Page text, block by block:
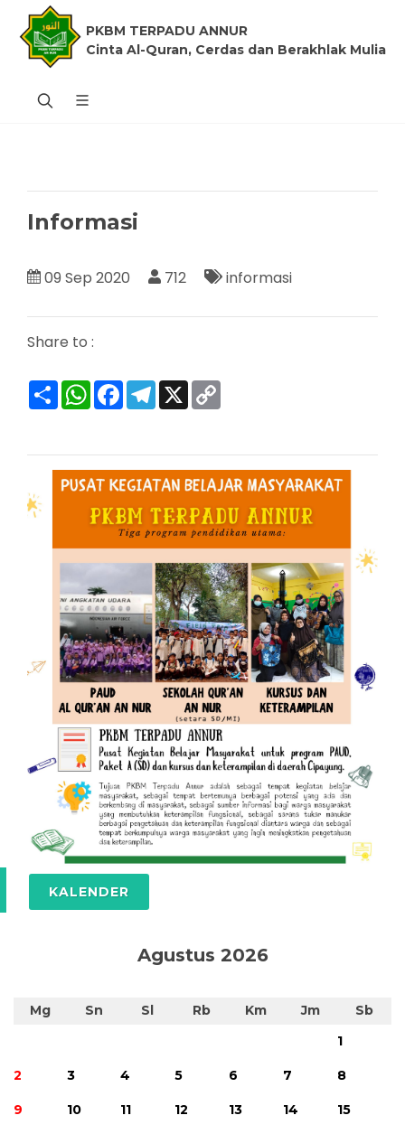
PKBM TERPADU ANNUR
Cinta Al-Quran, Cerdas dan Berakhlak Mulia
Informasi
09 Sep 2020 712 informasi
Share to :
ShareWhatsApp
Facebook
Telegram
X
KALENDER
Agustus 2026
Mg Sn Sl Rb Km Jm
Sb
1
2 3 4 5 6 7 8
9 10 11 12 13 14 15